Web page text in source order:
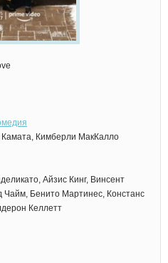
Кимберли МакКалло
Айзис Кинг, Винсент
Чайм, Бенито Мартинес, Констанс
Келлетт